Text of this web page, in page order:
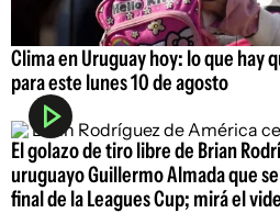
Clima en Uruguay hoy: lo que hay
para este lunes 10 de agosto
El golazo de tiro libre de Brian
uruguayo Guillermo Almada que
final de la Leagues Cup; mirá el